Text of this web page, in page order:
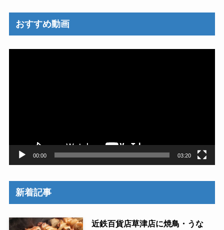
おすすめ動画
00:00 03:20
新着記事
近鉄百貨店草津店に焼鳥・うな